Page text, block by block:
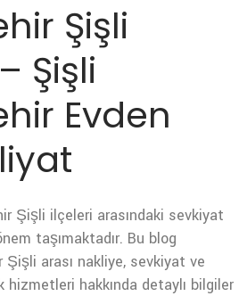
Şişli
Şişli
Evden
Şişli ilçeleri arasındaki sevkiyat
taşımaktadır. Bu blog
Şişli arası nakliye, sevkiyat ve
hizmetleri hakkında detaylı bilgiler